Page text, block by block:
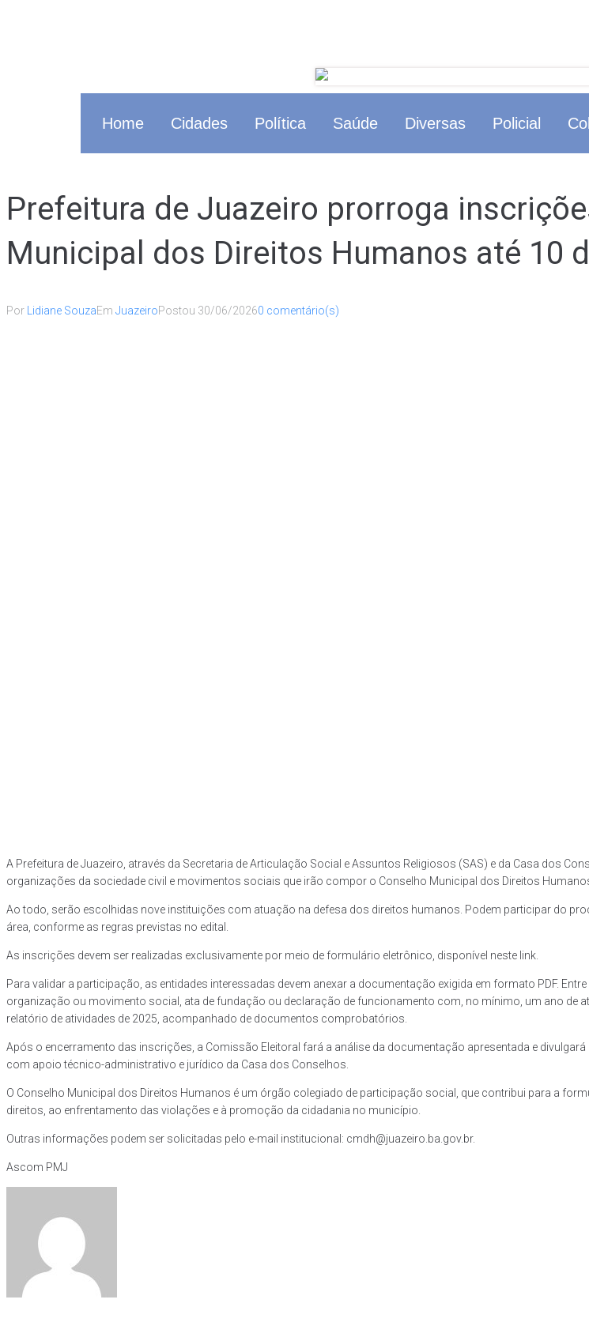
Home Cidades Política Saúde Diversas Policial
Prefeitura de Juazeiro prorroga
Municipal dos Direitos Humanos até 10
Por Lidiane SouzaEm JuazeiroPostou 30/06/20260 comentário(s)
A Prefeitura de Juazeiro, através da Secretaria de Articulação Social e Assuntos Religiosos (SAS) e da Casa dos
organizações da sociedade civil e movimentos sociais que irão compor o Conselho Municipal dos Direitos
Ao todo, serão escolhidas nove instituições com atuação na defesa dos direitos humanos. Podem participar do
área, conforme as regras previstas no edital.
As inscrições devem ser realizadas exclusivamente por meio de formulário eletrônico, disponível neste link.
Para validar a participação, as entidades interessadas devem anexar a documentação exigida em formato PDF.
organização ou movimento social, ata de fundação ou declaração de funcionamento com, no mínimo, um ano de
relatório de atividades de 2025, acompanhado de documentos comprobatórios.
Após o encerramento das inscrições, a Comissão Eleitoral fará a análise da documentação apresentada e
com apoio técnico-administrativo e jurídico da Casa dos Conselhos.
O Conselho Municipal dos Direitos Humanos é um órgão colegiado de participação social, que contribui para a
direitos, ao enfrentamento das violações e à promoção da cidadania no município.
Outras informações podem ser solicitadas pelo e-mail institucional: cmdh@juazeiro.ba.gov.br.
Ascom PMJ